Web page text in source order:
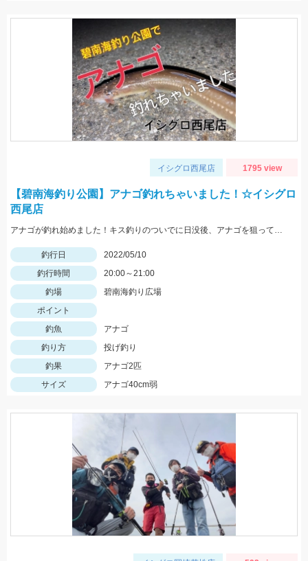
イシグロ西尾店 1795 view
【碧南海釣り公園】アナゴ釣れちゃいました！☆イシグロ
西尾店
アナゴが釣れ始めました！キス釣りのついでに日没後、アナゴを狙ってみませんか？
釣行日
2022/05/10
釣行時間
20:00～21:00
釣場
碧南海釣り広場
ポイント
釣魚
アナゴ
釣り方
投げ釣り
釣果
アナゴ2匹
サイズ
アナゴ40cm弱